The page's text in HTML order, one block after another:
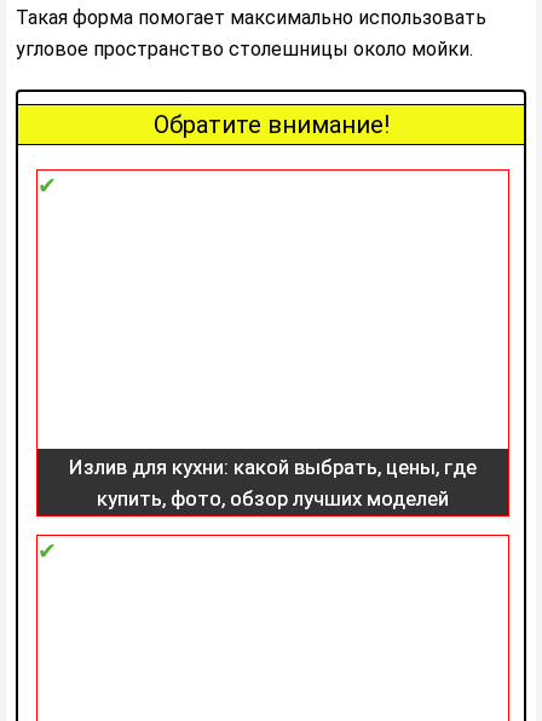
Такая форма помогает максимально использовать
угловое пространство столешницы около мойки.
Обратите внимание!
Излив для кухни: какой выбрать, цены, где
купить, фото, обзор лучших моделей